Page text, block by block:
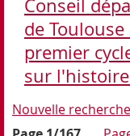
Conseil
de
premier
sur
Nouvelle recherche